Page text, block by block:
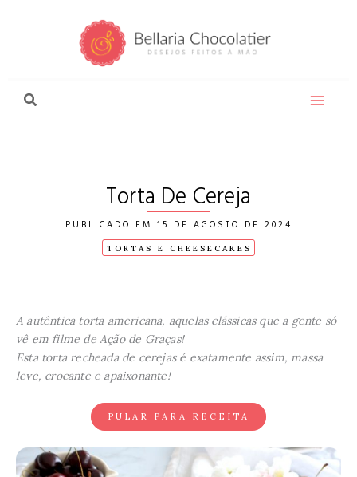
Torta De Cereja
15 DE AGOSTO DE 2024
TORTAS E CHEESECAKES
A autêntica torta americana, aquelas clássicas que a gente só
vê em filme de Ação de Graças!
Esta torta recheada de cerejas é exatamente assim, massa
leve, crocante e apaixonante!
PULAR PARA RECEITA